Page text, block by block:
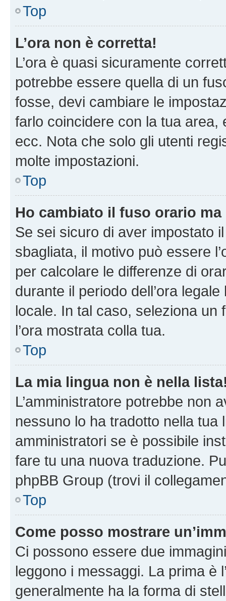
Top
L’ora non è corretta!
L’ora è quasi sicuramente
potrebbe essere quella di un
fosse, devi cambiare le
farlo coincidere con la tua area,
ecc. Nota che solo gli utenti
molte impostazioni.
Top
Ho cambiato il fuso orario ma
Se sei sicuro di aver impostato
sbagliata, il motivo può essere
per calcolare le differenze di
durante il periodo dell’ora
locale. In tal caso, seleziona
l’ora mostrata colla tua.
Top
La mia lingua non è nella
L’amministratore potrebbe non
nessuno lo ha tradotto nella tua
amministratori se è possibile
fare tu una nuova traduzione.
phpBB Group (trovi il
Top
Come posso mostrare
Ci possono essere due
leggono i messaggi. La prima è
generalmente ha la forma di